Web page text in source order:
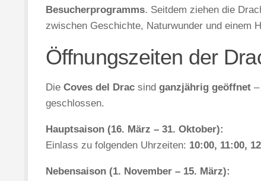
Besucherprogramms. Seitdem ziehen die
zwischen Geschichte, Naturwunder und einem
Öffnungszeiten der
Die Coves del Drac sind ganzjährig geöffnet
geschlossen.
Hauptsaison (16. März – 31. Oktober):
Einlass zu folgenden Uhrzeiten: 10:00, 11:00,
Nebensaison (1. November – 15. März):